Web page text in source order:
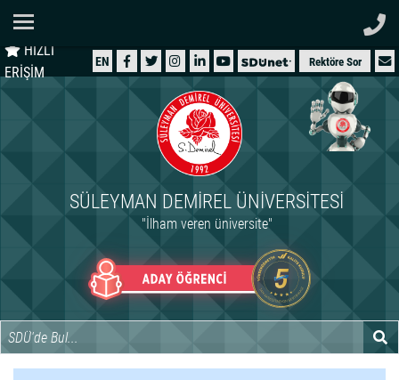
HIZLI
ERİŞİM
EN Rektöre Sor
SÜLEYMAN DEMIREL ÜNIVERSITESI
"İlham veren üniversite"
ÜNİVERSİTEMİZ
İDARİ
ARAŞTIRMA
INTERNATIONAL